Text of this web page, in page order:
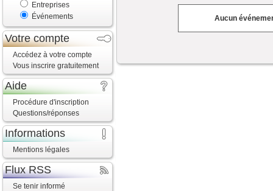
Entreprises
Événements
Votre compte
Accédez à votre compte
Vous inscrire gratuitement
Aide
Procédure d'inscription
Questions/réponses
Informations
Mentions légales
Flux RSS
Se tenir informé
Aucun